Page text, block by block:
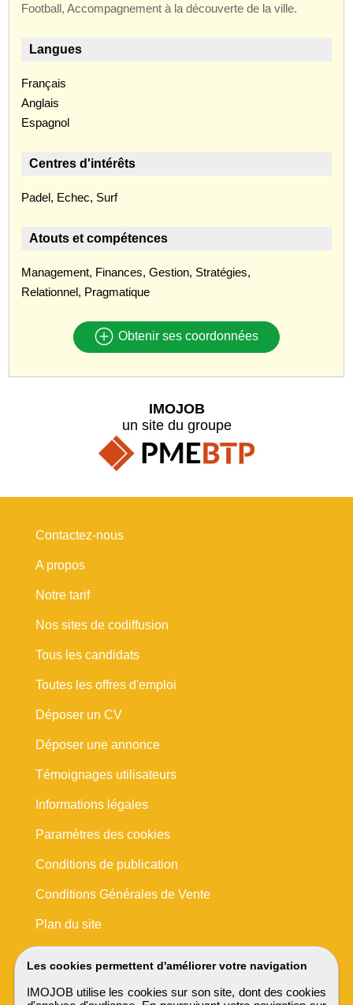
Football, Accompagnement à la découverte de la ville.
Langues
Français
Anglais
Espagnol
Centres d'intérêts
Padel, Echec, Surf
Atouts et compétences
Management, Finances, Gestion, Stratégies,
Relationnel, Pragmatique
Obtenir ses coordonnées
Les cookies permettent d'améliorer votre navigation
IMOJOB utilise les cookies sur son site, dont des cookies
IMOJOB
un site du groupe
Contactez-nous
A propos
Notre tarif
Nos sites de codiffusion
Tous les candidats
Toutes les offres d'emploi
Déposer un CV
Déposer une annonce
Témoignages utilisateurs
Informations légales
Paramètres des cookies
Conditions de publication
Conditions Générales de Vente
Plan du site